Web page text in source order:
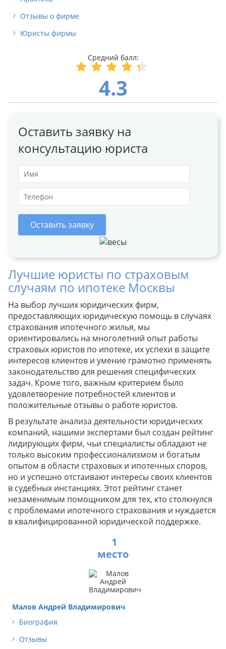
Отзывы о фирме
Юристы фирмы
4.3
Оставить заявку на
консультацию юриста
Оставить заявку
Лучшие юристы по страховым
случаям по ипотеке Москвы
На выбор лучших юридических фирм,
предоставляющих юридическую помощь в случаях
страхования ипотечного жилья, мы
ориентировались на многолетний опыт работы
страховых юристов по ипотеке, их успехи в защите
интересов клиентов и умение грамотно применять
законодательство для решения специфических
задач. Кроме того, важным критерием было
удовлетворение потребностей клиентов и
положительные отзывы о работе юристов.
В результате анализа деятельности юридических
компаний, нашими экспертами был создан рейтинг
лидирующих фирм, чьи специалисты обладают не
только высоким профессионализмом и богатым
опытом в области страховых и ипотечных споров,
но и успешно отстаивают интересы своих клиентов
в судебных инстанциях. Этот рейтинг станет
незаменимым помощником для тех, кто столкнулся
с проблемами ипотечного страхования и нуждается
в квалифицированной юридической поддержке.
1
Малов Андрей Владимирович
Биография
Отзывы